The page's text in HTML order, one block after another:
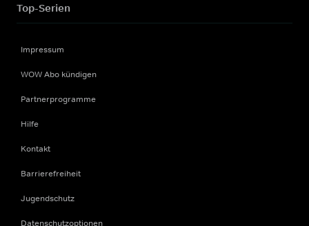
Top-Serien
Impressum
WOW Abo kündigen
Partnerprogramme
Hilfe
Kontakt
Barrierefreiheit
Jugendschutz
Datenschutzoptionen